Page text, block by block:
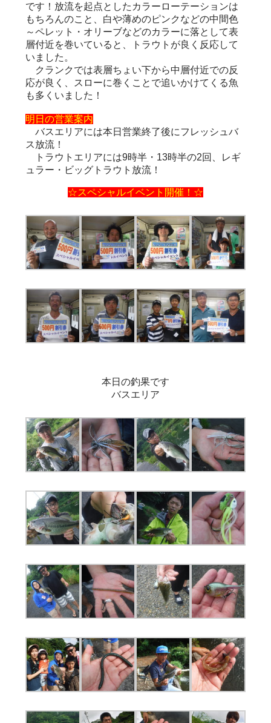
です！放流を起点としたカラーローテーションは
もちろんのこと、白や薄めのピンクなどの中間色
～ペレット・オリーブなどのカラーに落として表
層付近を巻いていると、トラウトが良く反応して
いました。
クランクでは表層ちょい下から中層付近での反
応が良く、スローに巻くことで追いかけてくる魚
も多くいました！
明日の営業案内
バスエリアには本日営業終了後にフレッシュバ
ス放流！
トラウトエリアには9時半・13時半の2回、レギ
ュラー・ビッグトラウト放流！
☆スペシャルイベント開催！☆
本日の釣果です
バスエリア